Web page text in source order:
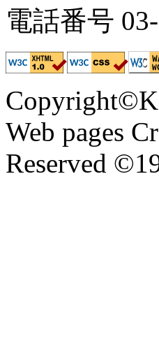
電話番号
Web pages
Reserved